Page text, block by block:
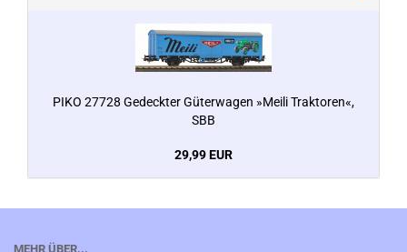
PIKO 27728 Gedeckter Güterwagen »Meili Traktoren«,
SBB
29,99 EUR
MEHR ÜBER...